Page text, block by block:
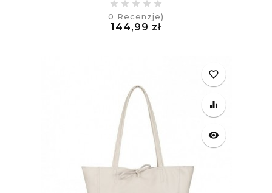
0 Recenzje)
144,99 zł
favorite_border
equalizer
visibility